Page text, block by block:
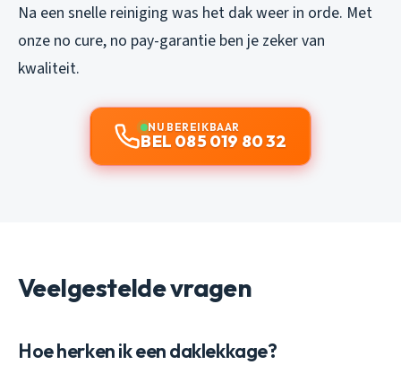
Na een snelle reiniging was het dak weer in orde. Met
onze no cure, no pay-garantie ben je zeker van
kwaliteit.
NU BEREIKBAAR
BEL 085 019 80 32
Veelgestelde vragen
Hoe herken ik een daklekkage?